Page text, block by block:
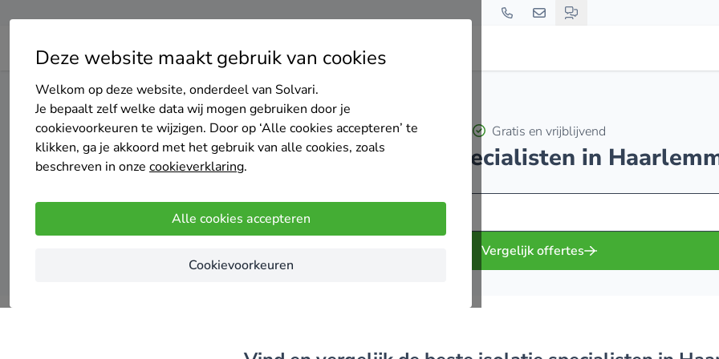
Deze website maakt gebruik van cookies
Welkom op deze website, onderdeel van Solvari.
Je bepaalt zelf welke data wij mogen gebruiken door je
cookievoorkeuren te wijzigen. Door op ‘Alle cookies accepteren’ te
klikken, ga je akkoord met het gebruik van alle cookies, zoals
beschreven in onze cookieverklaring.
Alle cookies accepteren
Cookievoorkeuren
Home Isolatie Noord-Holland Haarlemmermeer
Gratis en vrijblijvend
Top 20 isolatie specialisten in
Vergelijk offertes